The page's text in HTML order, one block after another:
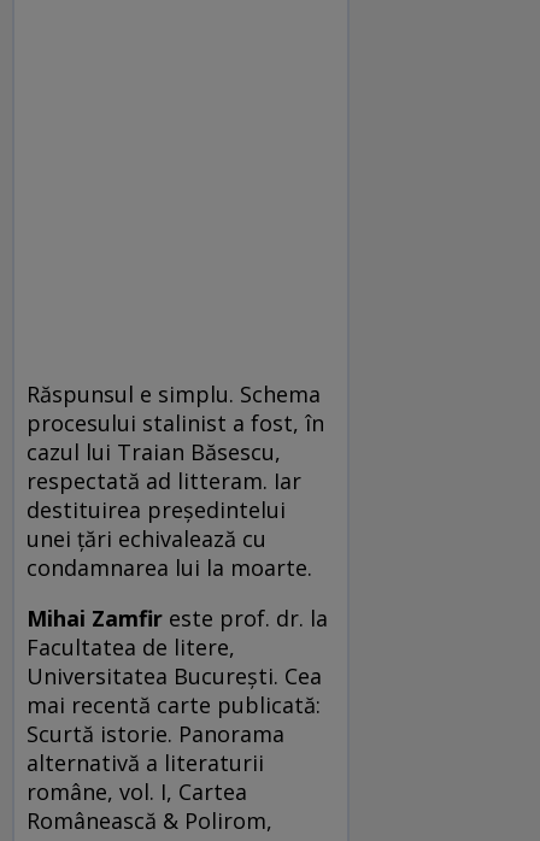
Răspunsul e simplu. Schema
procesului stalinist a fost, în
cazul lui Traian Băsescu,
respectată ad litteram. Iar
destituirea preşedintelui
unei ţări echivalează cu
condamnarea lui la moarte.
Mihai Zamfir este prof. dr. la
Facultatea de litere,
Universitatea Bucureşti. Cea
mai recentă carte publicată:
Scurtă istorie. Panorama
alternativă a literaturii
române, vol. I, Cartea
Românească & Polirom,